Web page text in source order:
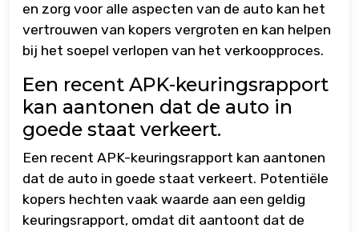
en zorg voor alle aspecten van de auto kan het
vertrouwen van kopers vergroten en kan helpen
bij het soepel verlopen van het verkoopproces.
Een recent APK-keuringsrapport
kan aantonen dat de auto in
goede staat verkeert.
Een recent APK-keuringsrapport kan aantonen
dat de auto in goede staat verkeert. Potentiële
kopers hechten vaak waarde aan een geldig
keuringsrapport, omdat dit aantoont dat de